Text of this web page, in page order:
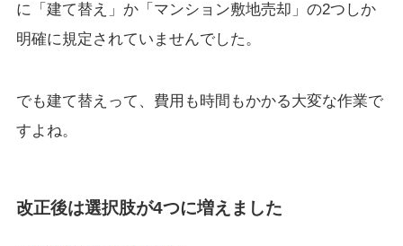
に「建て替え」か「マンション敷地売却」の2つしか
明確に規定されていませんでした。
でも建て替えって、費用も時間もかかる大変な作業で
すよね。
改正後は選択肢が4つに増えました